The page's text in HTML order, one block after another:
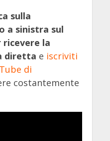
sulla
a sinistra sul
la
diretta e iscriviti
di
costantemente